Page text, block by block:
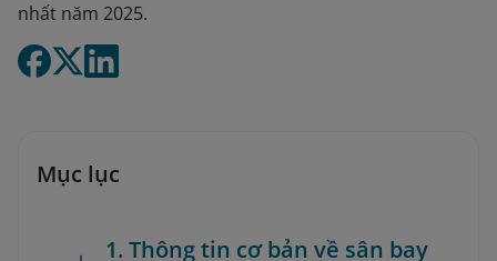
nhất năm 2025.
Mục lục
1. Thông tin cơ bản về sân bay